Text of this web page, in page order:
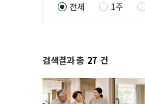
전체 1주
검색결과 총 27 건